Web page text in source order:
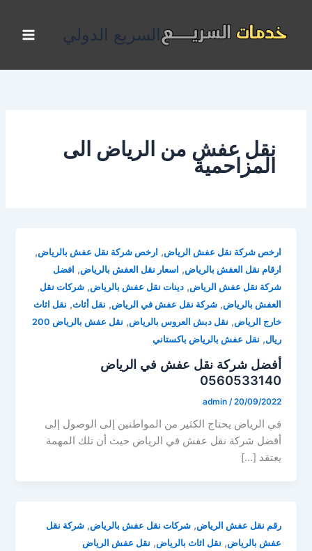
المحتوى
السريع الدولي
نقل عفش من الرياض الى
المزاحمية
ارخص شركة نقل عفش الرياض, ارخص شركة نقل عفش بالرياض,
ارقام نقل العفش بالرياض, اسعار نقل العفش بالرياض, افضل
شركة نقل عفش الرياض,دينات نقل عفش بالرياض,شركات نقل
العفش بالرياض,شركة نقل عفش في الرياض, نقل أثاث, نقل اثاث
خارج الرياض, نقل دبش العروس بالرياض,
نقل عفش بالرياض 200
ريال, نقل عفش بالرياض باكستاني
أفضل شركة نقل عفش في الرياض
0560533140
admin /20/09/2022
في الرياض يحتاج الكثير من المواطنين إلى الوصول إلى
أفضل شركة نقل عفش في الرياض حيث أن تلك المهمة
يعتقد […]
رقم نقل عفش الرياض,شركات نقل عفش بالرياض,شركة نقل
عفش بالرياض, نقل اثاث بالرياض, نقل عفش الرياض